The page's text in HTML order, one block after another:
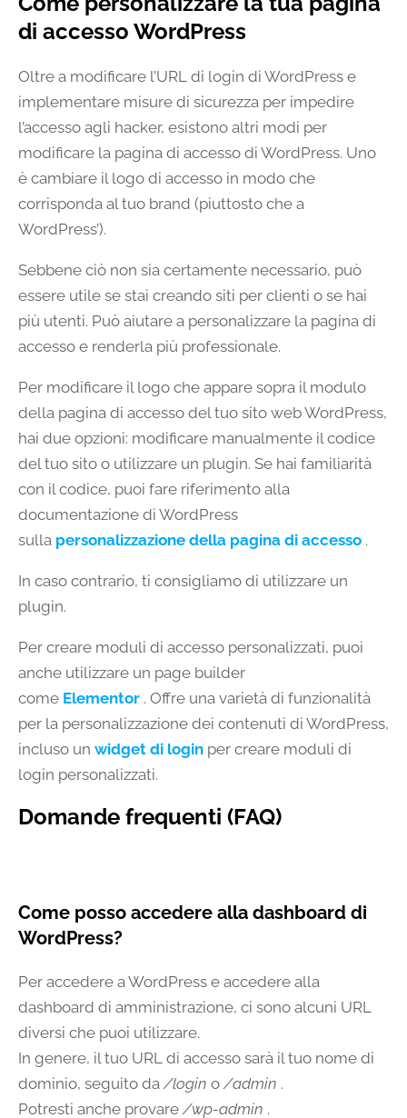
di accesso WordPress
Oltre a modificare l’URL di login di WordPress e
implementare misure di sicurezza per impedire
l’accesso agli hacker, esistono altri modi per
modificare la pagina di accesso di WordPress. Uno
è cambiare il logo di accesso in modo che
corrisponda al tuo brand (piuttosto che a
WordPress’).
Sebbene ciò non sia certamente necessario, può
essere utile se stai creando siti per clienti o se hai
più utenti. Può aiutare a personalizzare la pagina di
accesso e renderla più professionale.
Per modificare il logo che appare sopra il modulo
della pagina di accesso del tuo sito web WordPress,
hai due opzioni: modificare manualmente il codice
del tuo sito o utilizzare un plugin. Se hai familiarità
con il codice, puoi fare riferimento alla
documentazione di WordPress
sulla personalizzazione della pagina di accesso .
In caso contrario, ti consigliamo di utilizzare un
plugin.
Per creare moduli di accesso personalizzati, puoi
anche utilizzare un page builder
come Elementor . Offre una varietà di funzionalità
per la personalizzazione dei contenuti di WordPress,
incluso un widget di login per creare moduli di
login personalizzati.
Domande frequenti (FAQ)
Come posso accedere alla dashboard di
WordPress?
Per accedere a WordPress e accedere alla
dashboard di amministrazione, ci sono alcuni URL
diversi che puoi utilizzare.
In genere, il tuo URL di accesso sarà il tuo nome di
dominio, seguito da /login o /admin .
Potresti anche provare /wp-admin .